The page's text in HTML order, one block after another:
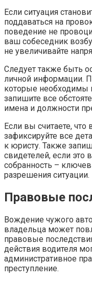
Если ситуация
поддаваться на
поведение не
ваш собеседник
не увеличивайте
Следует также быть
личной информации.
которые необходимы
запишите все
имена и должности
Если вы считаете,
зафиксируйте все
к юристу. Также
свидетелей, если это
собранность –
разрешения ситуации.
Правовые
Вождение чужого
владельца может
правовые
действия водителя
административное
преступление.